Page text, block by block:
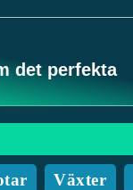
det perfekta
Växter